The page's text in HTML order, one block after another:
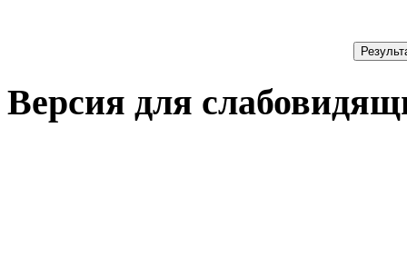
Версия для